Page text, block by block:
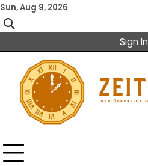
Skip
to
content
Sun, Aug 9, 2026
Sign In